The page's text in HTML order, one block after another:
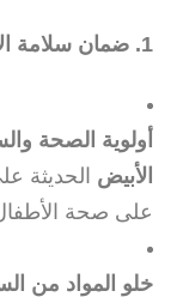
1. ضمان سلامة الأسرة والأطفال
أولوية الصحة
الأبيض الحديثة
على صحة
خلو المواد من